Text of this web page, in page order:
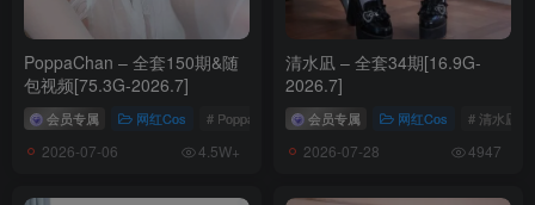
PoppaChan – 全套150期&随
包视频[75.3G-2026.7]
会员专属 网红Cos # PoppaChan
2026-07-06 4.5W+
清水凪 – 全套34期[16.9G-
2026.7]
会员专属 网红Cos # 清水凪
2026-07-28 4947